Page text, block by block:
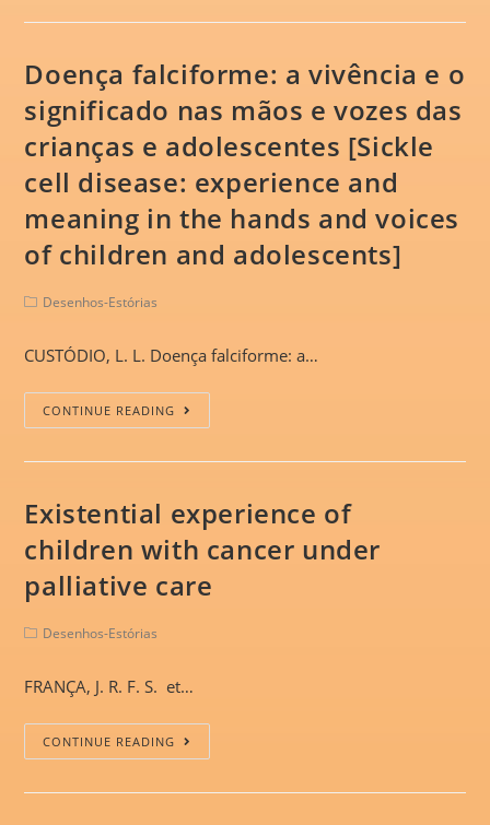
Doença falciforme: a vivência e o
significado nas mãos e vozes das
crianças e adolescentes [Sickle
cell disease: experience and
meaning in the hands and voices
of children and adolescents]
Desenhos-Estórias
CUSTÓDIO, L. L. Doença falciforme: a…
CONTINUE READING
Existential experience of
children with cancer under
palliative care
Desenhos-Estórias
FRANÇA, J. R. F. S. et…
CONTINUE READING